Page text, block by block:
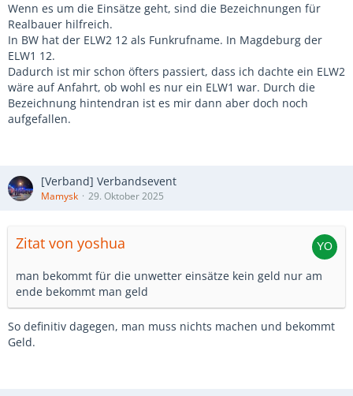
Wenn es um die Einsätze geht, sind die Bezeichnungen für
Realbauer hilfreich.
In BW hat der ELW2 12 als Funkrufname. In Magdeburg der
ELW1 12.
Dadurch ist mir schon öfters passiert, dass ich dachte ein ELW2
wäre auf Anfahrt, ob wohl es nur ein ELW1 war. Durch die
Bezeichnung hintendran ist es mir dann aber doch noch
aufgefallen.
[Verband] Verbandsevent
Mamysk 29. Oktober 2025
Zitat von yoshua
man bekommt für die unwetter einsätze kein geld nur am
ende bekommt man geld
So definitiv dagegen, man muss nichts machen und bekommt
Geld.